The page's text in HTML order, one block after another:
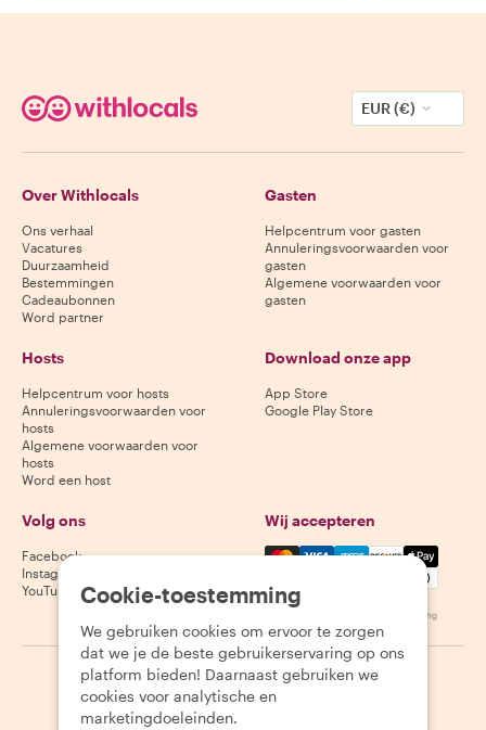
EUR (€)
Over Withlocals
Ons verhaal
Vacatures
Duurzaamheid
Bestemmingen
Cadeaubonnen
Word partner
Gasten
Helpcentrum voor gasten
Annuleringsvoorwaarden voor
gasten
Algemene voorwaarden voor
gasten
Hosts
Helpcentrum voor hosts
Annuleringsvoorwaarden voor
hosts
Algemene voorwaarden voor
hosts
Word een host
Download onze app
App Store
Google Play Store
Volg ons
Facebook
Instagram
YouTube
Wij accepteren
Mastercard, Visa, Amex,
Beschikbaarheid varieert per bestemming
2026 Withlocals.com | Privacybeleid | Cookies | Sitemap
Cookie-toestemming
We gebruiken cookies om ervoor te zorgen
dat we je de beste gebruikerservaring op ons
platform bieden! Daarnaast gebruiken we
cookies voor analytische en
marketingdoeleinden.